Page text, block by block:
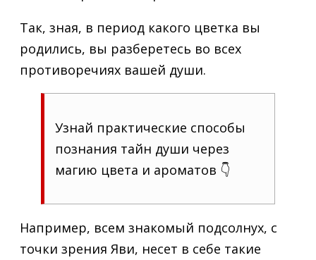
Так, зная, в период какого цветка вы
родились, вы разберетесь во всех
противоречиях вашей души.
Узнай практические способы
познания тайн души через
магию цвета и ароматов 👇
Например, всем знакомый подсолнух, с
точки зрения Яви, несет в себе такие